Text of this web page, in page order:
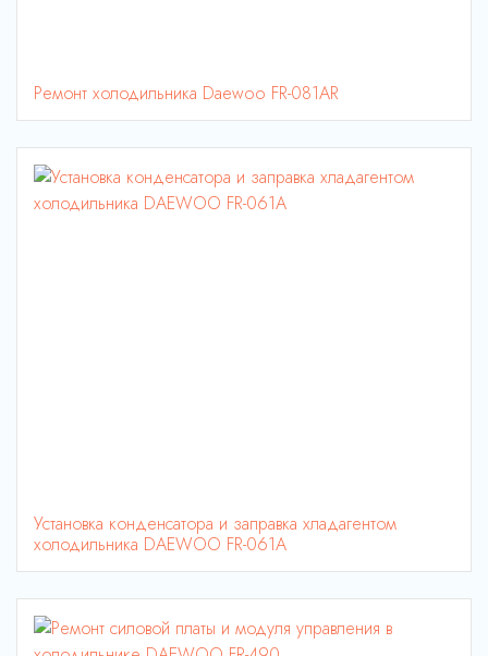
Ремонт холодильника Daewoo FR-081AR
Установка конденсатора и заправка хладагентом
холодильника DAEWOO FR-061A